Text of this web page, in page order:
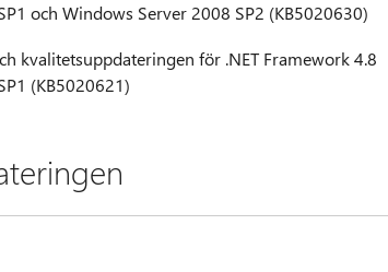
och Windows Server 2008 SP2 (KB5020630)
kvalitetsuppdateringen för .NET Framework 4.8
(KB5020621)